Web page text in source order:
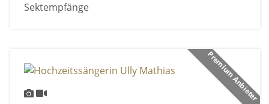
Sektempfänge
Premium Anbieter